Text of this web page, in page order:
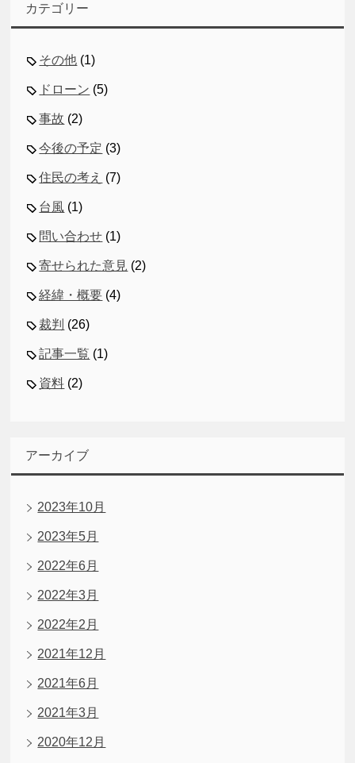
カテゴリー
その他 (1)
ドローン (5)
事故 (2)
今後の予定 (3)
住民の考え (7)
台風 (1)
問い合わせ (1)
寄せられた意見 (2)
経緯・概要 (4)
裁判 (26)
記事一覧 (1)
資料 (2)
アーカイブ
2023年10月
2023年5月
2022年6月
2022年3月
2022年2月
2021年12月
2021年6月
2021年3月
2020年12月